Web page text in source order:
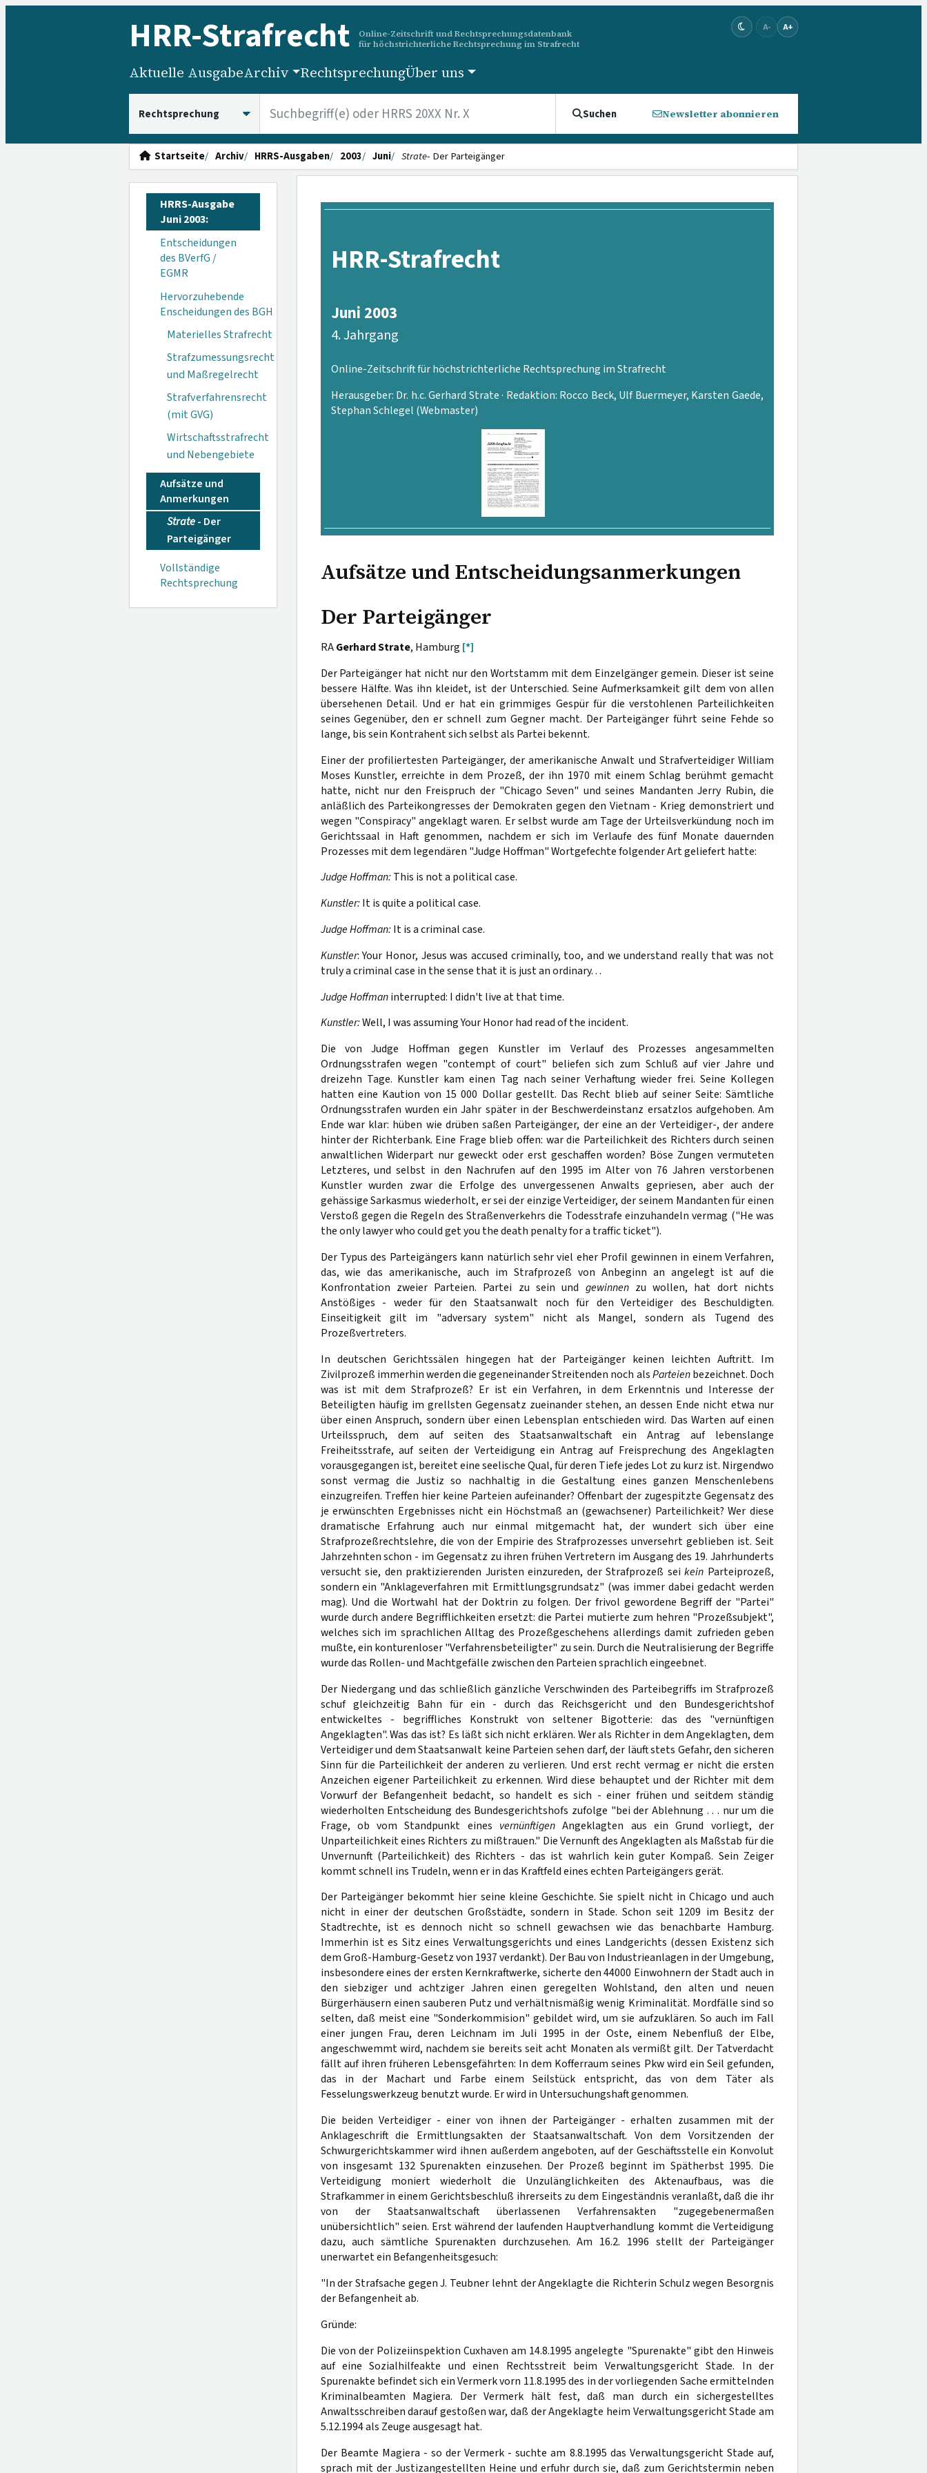
HRR-Strafrecht
Online-Zeitschrift und Rechtsprechungsdatenbank
für höchstrichterliche Rechtsprechung im Strafrecht
A- A+
Aktuelle AusgabeArchiv RechtsprechungÜber uns
Suchen Newsletter abonnieren
Startseite Archiv HRRS-Ausgaben 2003 Juni Strate- Der Parteigänger
HRRS-Ausgabe
Juni 2003:
Entscheidungen
des BVerfG /
EGMR
Hervorzuhebende
Enscheidungen des BGH
Materielles Strafrecht
Strafzumessungsrecht
und Maßregelrecht
Strafverfahrensrecht
(mit GVG)
Wirtschaftsstrafrecht
und Nebengebiete
Aufsätze und
Anmerkungen
Strate- Der
Parteigänger
Vollständige
Rechtsprechung
HRR-Strafrecht
Juni 2003
4. Jahrgang
Online-Zeitschrift für höchstrichterliche Rechtsprechung im Strafrecht
Herausgeber: Dr. h.c. Gerhard Strate · Redaktion: Rocco Beck, Ulf Buermeyer, Karsten Gaede,
Stephan Schlegel (Webmaster)
Aufsätze und Entscheidungsanmerkungen
Der Parteigänger
RAGerhard Strate, Hamburg [*]
Der Parteigänger hat nicht nur den Wortstamm mit dem Einzelgänger gemein. Dieser ist seine
bessere Hälfte. Was ihn kleidet, ist der Unterschied. Seine Aufmerksamkeit gilt dem von allen
übersehenen Detail. Und er hat ein grimmiges Gespür für die verstohlenen Parteilichkeiten
seines Gegenüber, den er schnell zum Gegner macht. Der Parteigänger führt seine Fehde so
lange, bis sein Kontrahent sich selbst als Partei bekennt.
Einer der profiliertesten Parteigänger, der amerikanische Anwalt und Strafverteidiger William
Moses Kunstler, erreichte in dem Prozeß, der ihn 1970 mit einem Schlag berühmt gemacht
hatte, nicht nur den Freispruch der "Chicago Seven" und seines Mandanten Jerry Rubin, die
anläßlich des Parteikongresses der Demokraten gegen den Vietnam - Krieg demonstriert und
wegen "Conspiracy" angeklagt waren. Er selbst wurde am Tage der Urteilsverkündung noch im
Gerichtssaal in Haft genommen, nachdem er sich im Verlaufe des fünf Monate dauernden
Prozesses mit dem legendären "Judge Hoffman" Wortgefechte folgender Art geliefert hatte:
Judge Hoffman:This is not a political case.
Kunstler:It is quite a political case.
Judge Hoffman:It is a criminal case.
Kunstler: Your Honor, Jesus was accused criminally, too, and we understand really that was not
truly a criminal case in the sense that it is just an ordinary. . .
Judge Hoffmaninterrupted: I didn't live at that time.
Kunstler:Well, I was assuming Your Honor had read of the incident.
Die von Judge Hoffman gegen Kunstler im Verlauf des Prozesses angesammelten
Ordnungsstrafen wegen "contempt of court" beliefen sich zum Schluß auf vier Jahre und
dreizehn Tage. Kunstler kam einen Tag nach seiner Verhaftung wieder frei. Seine Kollegen
hatten eine Kaution von 15 000 Dollar gestellt. Das Recht blieb auf seiner Seite: Sämtliche
Ordnungsstrafen wurden ein Jahr später in der Beschwerdeinstanz ersatzlos aufgehoben. Am
Ende war klar: hüben wie drüben saßen Parteigänger, der eine an der Verteidiger-, der andere
hinter der Richterbank. Eine Frage blieb offen: war die Parteilichkeit des Richters durch seinen
anwaltlichen Widerpart nur geweckt oder erst geschaffen worden? Böse Zungen vermuteten
Letzteres, und selbst in den Nachrufen auf den 1995 im Alter von 76 Jahren verstorbenen
Kunstler wurden zwar die Erfolge des unvergessenen Anwalts gepriesen, aber auch der
gehässige Sarkasmus wiederholt, er sei der einzige Verteidiger, der seinem Mandanten für einen
Verstoß gegen die Regeln des Straßenverkehrs die Todesstrafe einzuhandeln vermag ("He was
the only lawyer who could get you the death penalty for a traffic ticket").
Der Typus des Parteigängers kann natürlich sehr viel eher Profil gewinnen in einem Verfahren,
das, wie das amerikanische, auch im Strafprozeß von Anbeginn an angelegt ist auf die
Konfrontation zweier Parteien. Partei zu sein und gewinnenzu wollen, hat dort nichts
Anstößiges - weder für den Staatsanwalt noch für den Verteidiger des Beschuldigten.
Einseitigkeit gilt im "adversary system" nicht als Mangel, sondern als Tugend des
Prozeßvertreters.
In deutschen Gerichtssälen hingegen hat der Parteigänger keinen leichten Auftritt. Im
Zivilprozeß immerhin werden die gegeneinander Streitenden noch alsParteienbezeichnet. Doch
was ist mit dem Strafprozeß? Er ist ein Verfahren, in dem Erkenntnis und Interesse der
Beteiligten häufig im grellsten Gegensatz zueinander stehen, an dessen Ende nicht etwa nur
über einen Anspruch, sondern über einen Lebensplan entschieden wird. Das Warten auf einen
Urteilsspruch, dem auf seiten des Staatsanwaltschaft ein Antrag auf lebenslange
Freiheitsstrafe, auf seiten der Verteidigung ein Antrag auf Freisprechung des Angeklagten
vorausgegangen ist, bereitet eine seelische Qual, für deren Tiefe jedes Lot zu kurz ist. Nirgendwo
sonst vermag die Justiz so nachhaltig in die Gestaltung eines ganzen Menschenlebens
einzugreifen. Treffen hier keine Parteien aufeinander? Offenbart der zugespitzte Gegensatz des
je erwünschten Ergebnisses nicht ein Höchstmaß an (gewachsener) Parteilichkeit? Wer diese
dramatische Erfahrung auch nur einmal mitgemacht hat, der wundert sich über eine
Strafprozeßrechtslehre, die von der Empirie des Strafprozesses unversehrt geblieben ist. Seit
Jahrzehnten schon - im Gegensatz zu ihren frühen Vertretern im Ausgang des 19. Jahrhunderts
versucht sie, den praktizierenden Juristen einzureden, der Strafprozeß seikein Parteiprozeß,
sondern ein "Anklageverfahren mit Ermittlungsgrundsatz" (was immer dabei gedacht werden
mag). Und die Wortwahl hat der Doktrin zu folgen. Der frivol gewordene Begriff der "Partei"
wurde durch andere Begrifflichkeiten ersetzt: die Partei mutierte zum hehren "Prozeßsubjekt",
welches sich im sprachlichen Alltag des Prozeßgeschehens allerdings damit zufrieden geben
mußte, ein konturenloser "Verfahrensbeteiligter" zu sein. Durch die Neutralisierung der Begriffe
wurde das Rollen- und Machtgefälle zwischen den Parteien sprachlich eingeebnet.
Der Niedergang und das schließlich gänzliche Verschwinden des Parteibegriffs im Strafprozeß
schuf gleichzeitig Bahn für ein - durch das Reichsgericht und den Bundesgerichtshof
entwickeltes - begriffliches Konstrukt von seltener Bigotterie: das des "vernünftigen
Angeklagten". Was das ist? Es läßt sich nicht erklären. Wer als Richter in dem Angeklagten, dem
Verteidiger und dem Staatsanwalt keine Parteien sehen darf, der läuft stets Gefahr, den sicheren
Sinn für die Parteilichkeit der anderen zu verlieren. Und erst recht vermag er nicht die ersten
Anzeichen eigener Parteilichkeit zu erkennen. Wird diese behauptet und der Richter mit dem
Vorwurf der Befangenheit bedacht, so handelt es sich - einer frühen und seitdem ständig
wiederholten Entscheidung des Bundesgerichtshofs zufolge "bei der Ablehnung . . . nur um die
Frage, ob vom Standpunkt eines vernünftigen Angeklagten aus ein Grund vorliegt, der
Unparteilichkeit eines Richters zu mißtrauen." Die Vernunft des Angeklagten als Maßstab für die
Unvernunft (Parteilichkeit) des Richters - das ist wahrlich kein guter Kompaß. Sein Zeiger
kommt schnell ins Trudeln, wenn er in das Kraftfeld eines echten Parteigängers gerät.
Der Parteigänger bekommt hier seine kleine Geschichte. Sie spielt nicht in Chicago und auch
nicht in einer der deutschen Großstädte, sondern in Stade. Schon seit 1209 im Besitz der
Stadtrechte, ist es dennoch nicht so schnell gewachsen wie das benachbarte Hamburg.
Immerhin ist es Sitz eines Verwaltungsgerichts und eines Landgerichts (dessen Existenz sich
dem Groß-Hamburg-Gesetz von 1937 verdankt). Der Bau von Industrieanlagen in der Umgebung,
insbesondere eines der ersten Kernkraftwerke, sicherte den 44000 Einwohnern der Stadt auch in
den siebziger und achtziger Jahren einen geregelten Wohlstand, den alten und neuen
Bürgerhäusern einen sauberen Putz und verhältnismäßig wenig Kriminalität. Mordfälle sind so
selten, daß meist eine "Sonderkommision" gebildet wird, um sie aufzuklären. So auch im Fall
einer jungen Frau, deren Leichnam im Juli 1995 in der Oste, einem Nebenfluß der Elbe,
angeschwemmt wird, nachdem sie bereits seit acht Monaten als vermißt gilt. Der Tatverdacht
fällt auf ihren früheren Lebensgefährten: In dem Kofferraum seines Pkw wird ein Seil gefunden,
das in der Machart und Farbe einem Seilstück entspricht, das von dem Täter als
Fesselungswerkzeug benutzt wurde. Er wird in Untersuchungshaft genommen.
Die beiden Verteidiger - einer von ihnen der Parteigänger - erhalten zusammen mit der
Anklageschrift die Ermittlungsakten der Staatsanwaltschaft. Von dem Vorsitzenden der
Schwurgerichtskammer wird ihnen außerdem angeboten, auf der Geschäftsstelle ein Konvolut
von insgesamt 132 Spurenakten einzusehen. Der Prozeß beginnt im Spätherbst 1995. Die
Verteidigung moniert wiederholt die Unzulänglichkeiten des Aktenaufbaus, was die
Strafkammer in einem Gerichtsbeschluß ihrerseits zu dem Eingeständnis veranlaßt, daß die ihr
von der Staatsanwaltschaft überlassenen Verfahrensakten "zugegebenermaßen
unübersichtlich" seien. Erst während der laufenden Hauptverhandlung kommt die Verteidigung
dazu, auch sämtliche Spurenakten durchzusehen. Am 16.2. 1996 stellt der Parteigänger
unerwartet ein Befangenheitsgesuch:
"In der Strafsache gegen J. Teubner lehnt der Angeklagte die Richterin Schulz wegen Besorgnis
der Befangenheit ab.
Gründe:
Die von der Polizeiinspektion Cuxhaven am 14.8.1995 angelegte "Spurenakte" gibt den Hinweis
auf eine Sozialhilfeakte und einen Rechtsstreit beim Verwaltungsgericht Stade. In der
Spurenakte befindet sich ein Vermerk vorn 11.8.1995 des in der vorliegenden Sache ermittelnden
Kriminalbeamten Magiera. Der Vermerk hält fest, daß man durch ein sichergestelltes
Anwaltsschreiben darauf gestoßen war, daß der Angeklagte heim Verwaltungsgericht Stade am
5.12.1994 als Zeuge ausgesagt hat.
Der Beamte Magiera - so der Vermerk - suchte am 8.8.1995 das Verwaltungsgericht Stade auf,
sprach mit der Justizangestellten Heine und erfuhr durch sie, daß zum Gerichtstermin neben